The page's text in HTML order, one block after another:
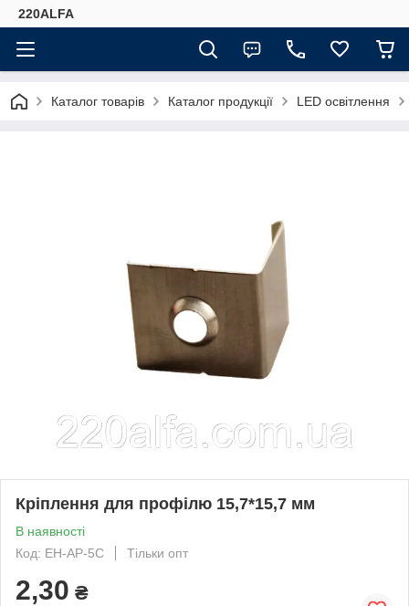
220ALFA
Каталог товарів Каталог продукції LED освітлення
Кріплення для профілю 15,7*15,7 мм
В наявності
Код: EH-AP-5C
Тільки опт
2,30 ₴